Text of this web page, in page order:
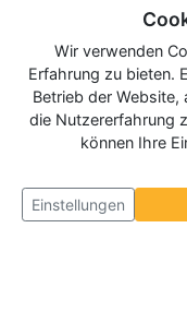
Wir verwenden
Erfahrung zu bieten.
Betrieb der Website,
die Nutzererfahrung
können Ihre
Einstellungen